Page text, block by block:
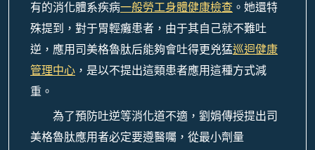
有的消化體系疾病一般勞工身體健康檢查 。她還特
殊提到，對于胃輕癱患者，由于其自己就不難吐
逆，應用司美格魯肽后能夠會吐得更兇猛巡迴健康
管理中心 ，是以不提出這類患者應用這種方式減
重。
為了預防吐逆等消化道不適，劉娟傳授提出司
美格魯肽應用者必定要遵醫囑，從最小劑量